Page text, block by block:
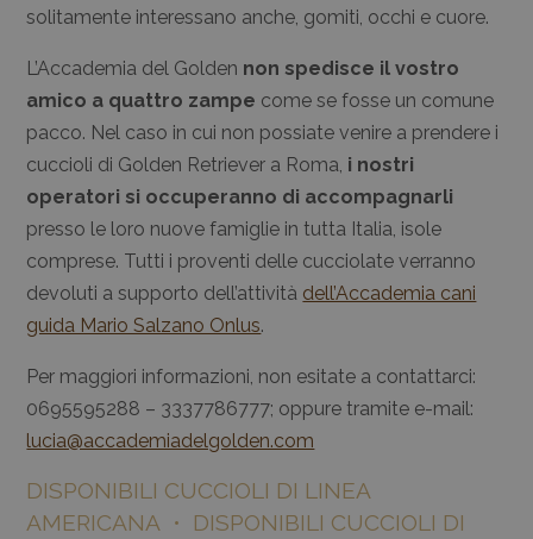
solitamente interessano anche, gomiti, occhi e cuore.
L’Accademia del Golden non spedisce il vostro
amico a quattro zampe come se fosse un comune
pacco. Nel caso in cui non possiate venire a prendere i
cuccioli di Golden Retriever a Roma, i nostri
operatori si occuperanno di accompagnarli
presso le loro nuove famiglie in tutta Italia, isole
comprese. Tutti i proventi delle cucciolate verranno
devoluti a supporto dell’attività dell’Accademia cani
guida Mario Salzano Onlus.
Per maggiori informazioni, non esitate a contattarci:
0695595288 – 3337786777; oppure tramite e-mail:
lucia@accademiadelgolden.com
DISPONIBILI CUCCIOLI DI LINEA
AMERICANA • DISPONIBILI CUCCIOLI DI